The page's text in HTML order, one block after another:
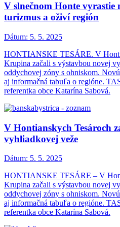
V slnečnom Honte
turizmus a oživí región
Dátum: 5. 5. 2025
HONTIANSKE TESÁRE. V
Krupina začali s výstavbou novej
oddychovej zóny s ohniskom.
aj informačná tabuľa o regióne.
referentka obce Katarína Sabová.
V Hontianskych Tesároch
vyhliadkovej veže
Dátum: 5. 5. 2025
HONTIANSKE TESÁRE – V
Krupina začali s výstavbou novej
oddychovej zóny s ohniskom.
aj informačná tabuľa o regióne.
referentka obce Katarína Sabová.